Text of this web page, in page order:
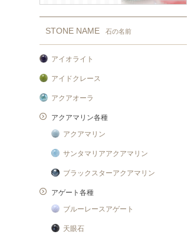
STONE NAME 石の名前
アイオライト
アイドクレース
アクアオーラ
アクアマリン各種
アクアマリン
サンタマリアアクアマリン
ブラックスターアクアマリン
アゲート各種
ブルーレースアゲート
天眼石